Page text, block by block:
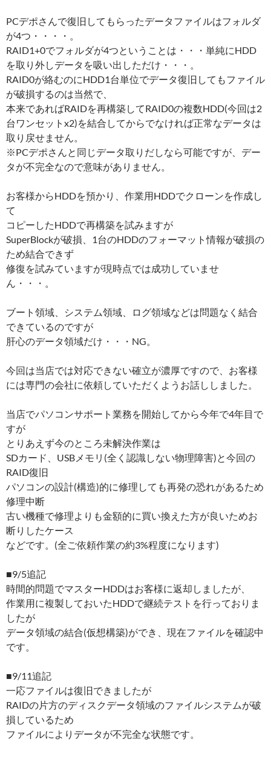
PCデポさんで復旧してもらったデータファイルはフォルダ
が4つ・・・・。
RAID1+0でフォルダが4つということは・・・単純にHDD
を取り外しデータを吸い出しただけ・・・。
RAID0が絡むのにHDD1台単位でデータ復旧してもファイル
が破損するのは当然で、
本来であればRAIDを再構築してRAID0の複数HDD(今回は2
台ワンセットx2)を結合してからでなければ正常なデータは
取り戻せません。
※PCデポさんと同じデータ取りだしなら可能ですが、デー
タが不完全なので意味がありません。
お客様からHDDを預かり、作業用HDDでクローンを作成し
て
コピーしたHDDで再構築を試みますが
SuperBlockが破損、1台のHDDのフォーマット情報が破損の
ため結合できず
修復を試みていますが現時点では成功していませ
ん・・・。
ブート領域、システム領域、ログ領域などは問題なく結合
できているのですが
肝心のデータ領域だけ・・・NG。
今回は当店では対応できない確立が濃厚ですので、お客様
には専門の会社に依頼していただくようお話ししました。
当店でパソコンサポート業務を開始してから今年で4年目で
すが
とりあえず今のところ未解決作業は
SDカード、USBメモリ(全く認識しない物理障害)と今回の
RAID復旧
パソコンの設計(構造)的に修理しても再発の恐れがあるため
修理中断
古い機種で修理よりも金額的に買い換えた方が良いためお
断りしたケース
などです。(全ご依頼作業の約3%程度になります)
■9/5追記
時間的問題でマスターHDDはお客様に返却しましたが、
作業用に複製しておいたHDDで継続テストを行っておりま
したが
データ領域の結合(仮想構築)ができ、現在ファイルを確認中
です。
■9/11追記
一応ファイルは復旧できましたが
RAIDの片方のディスクデータ領域のファイルシステムが破
損しているため
ファイルによりデータが不完全な状態です。